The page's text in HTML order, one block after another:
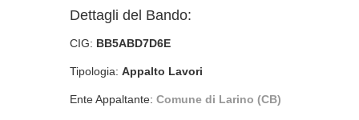
Dettagli del Bando:
CIG: BB5ABD7D6E
Tipologia: Appalto Lavori
Ente Appaltante: Comune di Larino (CB)